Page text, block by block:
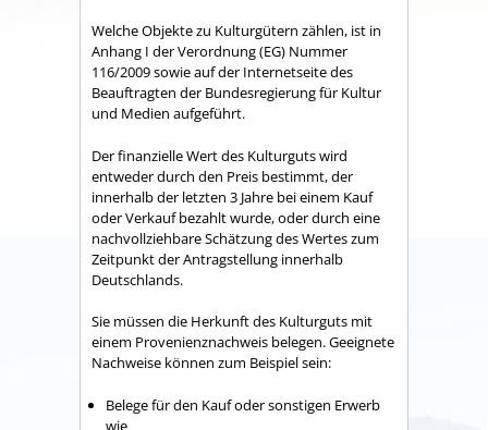
Welche Objekte zu Kulturgütern zählen, ist in
Anhang I der Verordnung (EG) Nummer
116/2009 sowie auf der Internetseite des
Beauftragten der Bundesregierung für Kultur
und Medien aufgeführt.
Der finanzielle Wert des Kulturguts wird
entweder durch den Preis bestimmt, der
innerhalb der letzten 3 Jahre bei einem Kauf
oder Verkauf bezahlt wurde, oder durch eine
nachvollziehbare Schätzung des Wertes zum
Zeitpunkt der Antragstellung innerhalb
Deutschlands.
Sie müssen die Herkunft des Kulturguts mit
einem Provenienznachweis belegen. Geeignete
Nachweise können zum Beispiel sein:
Belege für den Kauf oder sonstigen Erwerb
wie